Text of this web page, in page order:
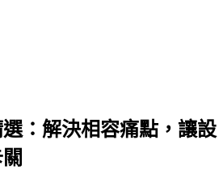
：解決相容痛點，讓設